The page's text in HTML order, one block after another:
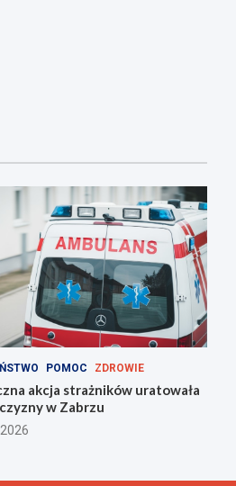
POMOC ZDROWIE
akcja strażników uratowała
w Zabrzu